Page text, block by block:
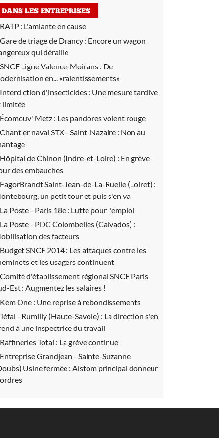
DANS LES ENTREPRISES
RATP : L'amiante en cause
Gare de triage de Drancy : Encore un wagon
qui déraille
SNCF Ligne Valence-Moirans : De
en... «ralentissements»
Interdiction d'insecticides : Une mesure tardive
limitée
Écomouv' Metz : Les pandores voient rouge
Chantier naval STX - Saint-Nazaire : Non au
Hôpital de Chinon (Indre-et-Loire) : En grève
des embauches
FagorBrandt Saint-Jean-de-La-Ruelle (Loiret) :
un petit tour et puis s'en va
La Poste - Paris 18e : Lutte pour l'emploi
La Poste - PDC Colombelles (Calvados) :
des facteurs
Budget SNCF 2014 : Les attaques contre les
et les usagers continuent
Comité d'établissement régional SNCF Paris
Est : Augmentez les salaires !
Kem One : Une reprise à rebondissements
Téfal - Rumilly (Haute-Savoie) : La direction s'en
à une inspectrice du travail
Raffineries Total : La grève continue
Entreprise Grandjean - Sainte-Suzanne
Usine fermée : Alstom principal donneur